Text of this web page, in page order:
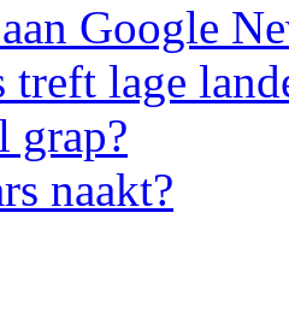
Google
lage
grap?
naakt?